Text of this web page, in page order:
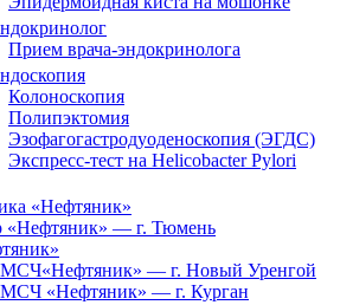
Прием врача-эндокринолога
Колоноскопия
Полипэктомия
Эзофагогастродуоденоскопия (ЭГДС)
Экспресс-тест на Helicobacter Pylori
«Нефтяник»
«Нефтяник» — г. Тюмень
— г. Новый Уренгой
«Нефтяник» — г. Курган